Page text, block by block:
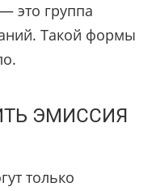
это группа
Такой формы
ЭМИССИЯ
только